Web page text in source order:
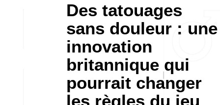
Des tatouages
sans douleur : une
innovation
britannique qui
pourrait changer
les règles du jeu